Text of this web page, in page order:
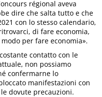
régional aveva
dire che salta tutto e che
con lo stesso calendario,
di fare economia,
per fare economia».
contatto con le
non possiamo
confermarne lo
manifestazioni con
dovute precauzioni.